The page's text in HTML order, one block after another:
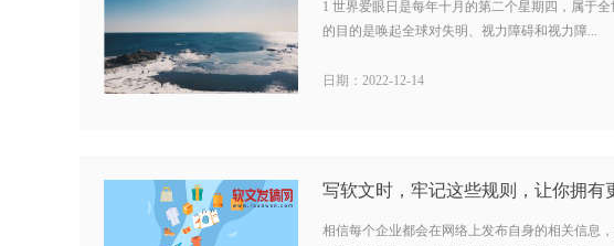
1 世界爱眼日是每年十月的第二个星期四，属于全
的目的是唤起全球对失明、视力障碍和视力障...
日期：2022-12-14
相信每个企业都会在网络上发布自身的相关信息